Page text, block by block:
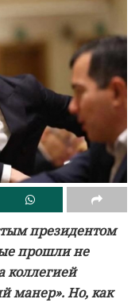
президентом
прошли не
коллегией
манер». Но, как